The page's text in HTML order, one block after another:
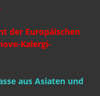
der Europäischen
Kalergi-
aus Asiaten und